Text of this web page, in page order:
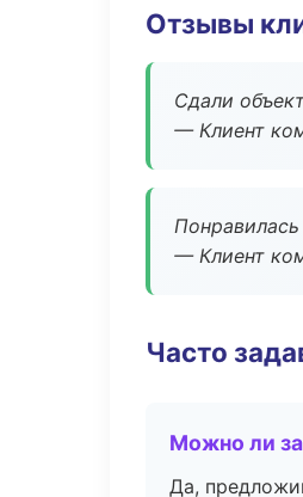
Отзывы
Сдали
— Клиент
— Клиент
Часто
Можно ли
Да,